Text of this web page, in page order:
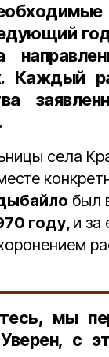
Каждый
села
был
году, и за
мы
с